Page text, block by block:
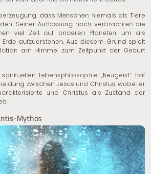
dass Menschen niemals als Tiere
Seiner Auffassung nach verbrachten die
viel Zeit auf anderen Planeten, um als
aufzuerstehen. Aus diesem Grund spielt
am Himmel zum Zeitpunkt der Geburt
Lebensphilosophie „Neugeist“ traf
zwischen Jesus und Christus, wobei er
und Christus als Zustand der
Mythos